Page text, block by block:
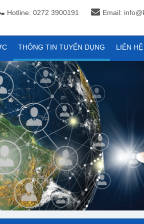
Hotline: 0272 3900191 Email:
THÔNG TIN TUYỂN DỤNG LIÊN HỆ